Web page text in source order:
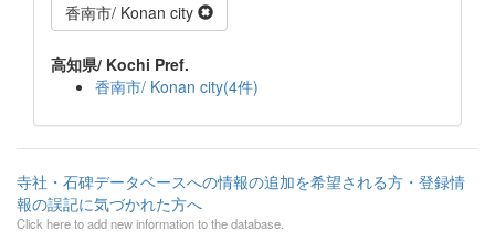
香南市/ Konan city
高知県/ Kochi Pref.
香南市/ Konan city(4件)
寺社・石碑データベースへの情報の追加を希望される方・登録情
報の誤記に気づかれた方へ
Click here to add new information to the database.